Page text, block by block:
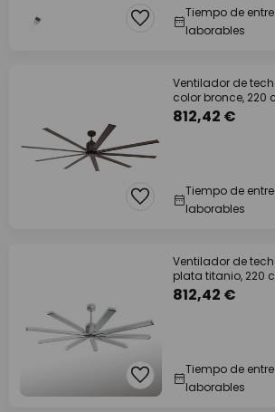
Tiempo de
laborables
Ventilador de
color bronce, 220
812,42 €
Tiempo de
laborables
Ventilador de
plata titanio, 220
812,42 €
Tiempo de
laborables